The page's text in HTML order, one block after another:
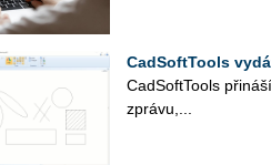
CadSoftTools
Cad­Soft­Tools
zprá­vu,...